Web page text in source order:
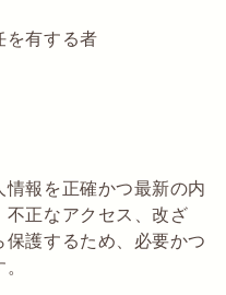
を有する者
報を正確かつ最新の内
正なアクセス、改ざ
護するため、必要かつ